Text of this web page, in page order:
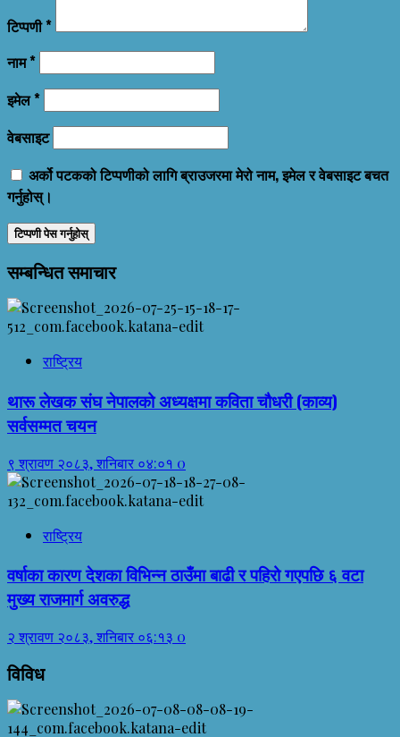
टिप्पणी*
नाम*
इमेल*
वेबसाइट
अर्को पटकको टिप्पणीको लागि ब्राउजरमा मेरो नाम, इमेल र वेबसाइट बचत
गर्नुहोस्।
सम्बन्धित समाचार
राष्ट्रिय
थारू लेखक संघ नेपालको अध्यक्षमा कविता चौधरी (काव्य)
सर्वसम्मत चयन
९ श्रावण २०८३, शनिबार ०४:०१ 0
राष्ट्रिय
वर्षाका कारण देशका विभिन्न ठाउँमा बाढी र पहिरो गएपछि ६ वटा
मुख्य राजमार्ग अवरुद्ध
२ श्रावण २०८३, शनिबार ०६:१३ 0
विविध